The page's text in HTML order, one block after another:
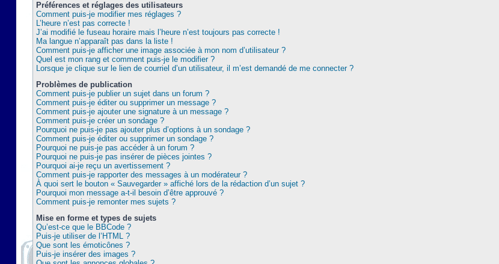
Préférences et réglages des utilisateurs
Comment puis-je modifier mes réglages ?
L’heure n’est pas correcte !
J’ai modifié le fuseau horaire mais l’heure n’est toujours pas correcte !
Ma langue n’apparaît pas dans la liste !
Comment puis-je afficher une image associée à mon nom d’utilisateur ?
Quel est mon rang et comment puis-je le modifier ?
Lorsque je clique sur le lien de courriel d’un utilisateur, il m’est demandé de me connecter ?
Problèmes de publication
Comment puis-je publier un sujet dans un forum ?
Comment puis-je éditer ou supprimer un message ?
Comment puis-je ajouter une signature à un message ?
Comment puis-je créer un sondage ?
Pourquoi ne puis-je pas ajouter plus d’options à un sondage ?
Comment puis-je éditer ou supprimer un sondage ?
Pourquoi ne puis-je pas accéder à un forum ?
Pourquoi ne puis-je pas insérer de pièces jointes ?
Pourquoi ai-je reçu un avertissement ?
Comment puis-je rapporter des messages à un modérateur ?
À quoi sert le bouton « Sauvegarder » affiché lors de la rédaction d’un sujet ?
Pourquoi mon message a-t-il besoin d’être approuvé ?
Comment puis-je remonter mes sujets ?
Mise en forme et types de sujets
Qu’est-ce que le BBCode ?
Puis-je utiliser de l’HTML ?
Que sont les émoticônes ?
Puis-je insérer des images ?